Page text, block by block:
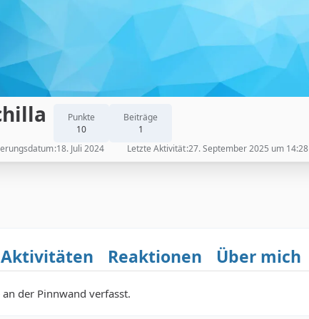
Punkte
10
Beiträge
1
18. Juli 2024 Letzte Aktivität 27. September 2025 um 14:28
Reaktionen Über mich
der Pinnwand verfasst.